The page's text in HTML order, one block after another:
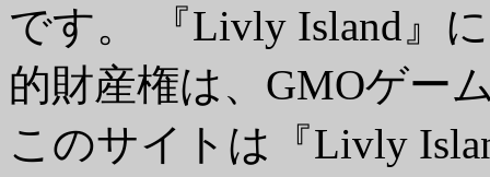
です。 『Livly Island』
的財産権は、GMOゲー
このサイトは『Livly